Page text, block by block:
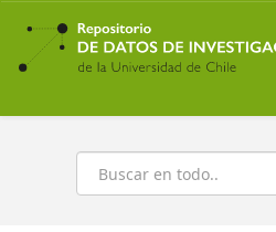
Ir
contenido
principal
Buscar